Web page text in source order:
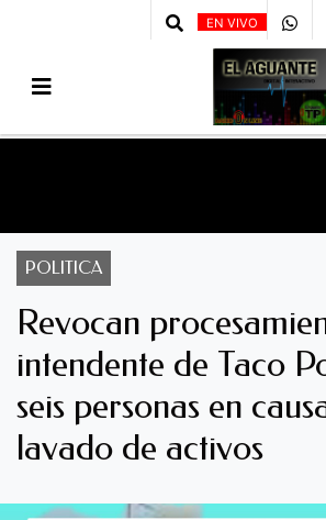
EN VIVO
POLITICA
Revocan
intendente de Taco
seis personas en
lavado de activos